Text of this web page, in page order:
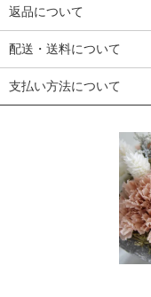
返品について
配送・送料について
支払い方法について